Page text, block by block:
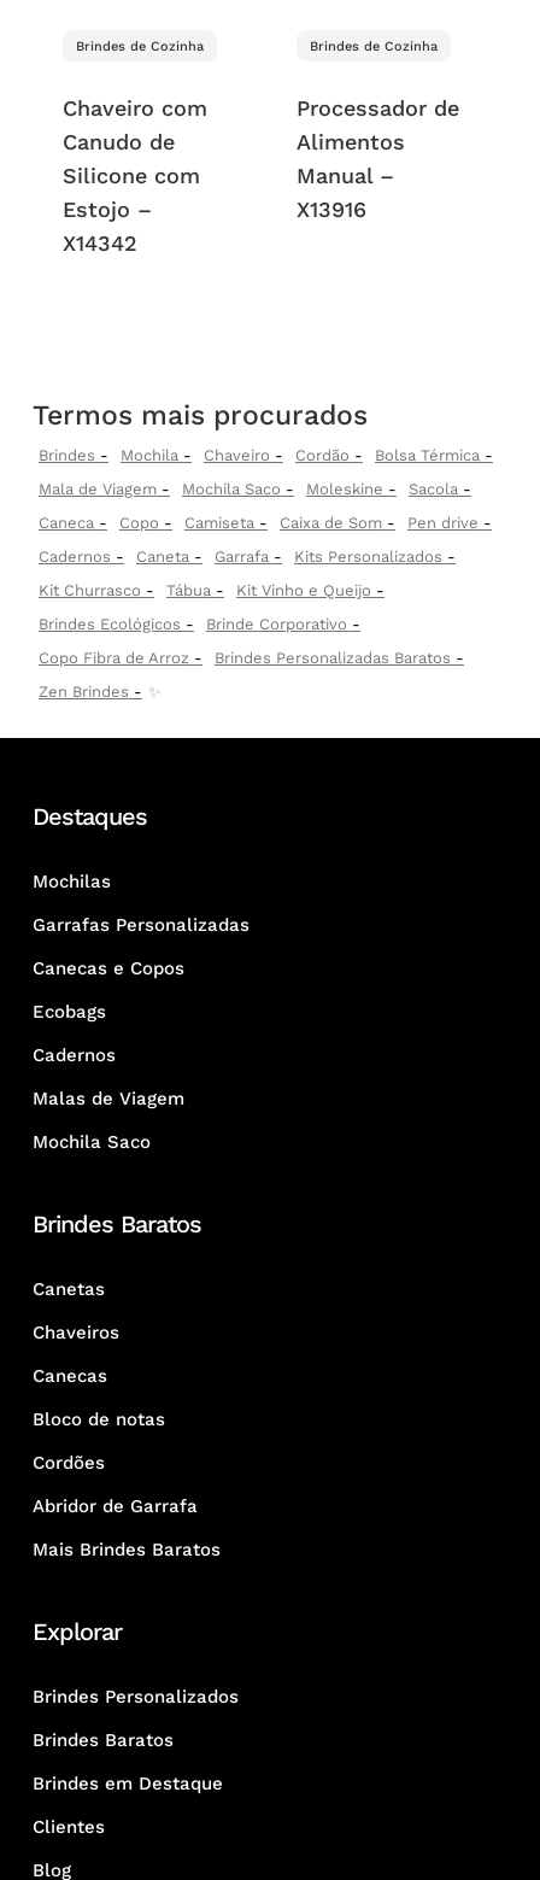
Brindes de Cozinha
Chaveiro com
Canudo de
Silicone com
Estojo –
X14342
Brindes de Cozinha
Processador de
Alimentos
Manual –
X13916
Termos mais procurados
Brindes Mochila Chaveiro Cordão
Bolsa Térmica
Mala de Viagem
Mochila Saco Moleskine
Sacola
Caneca
Copo Camiseta Caixa de Som
Pen drive
Cadernos
Caneta Garrafa
Kits Personalizados
Kit Churrasco
Tábua
Kit Vinho e Queijo
Brindes Ecológicos
Brinde Corporativo
Copo Fibra de Arroz
Brindes Personalizadas Baratos
Zen Brindes
✨
Destaques
Mochilas
Garrafas Personalizadas
Canecas e Copos
Ecobags
Cadernos
Malas de Viagem
Mochila Saco
Brindes Baratos
Canetas
Chaveiros
Canecas
Bloco de notas
Cordões
Abridor de Garrafa
Mais Brindes Baratos
Explorar
Brindes Personalizados
Brindes Baratos
Brindes em Destaque
Clientes
Blog